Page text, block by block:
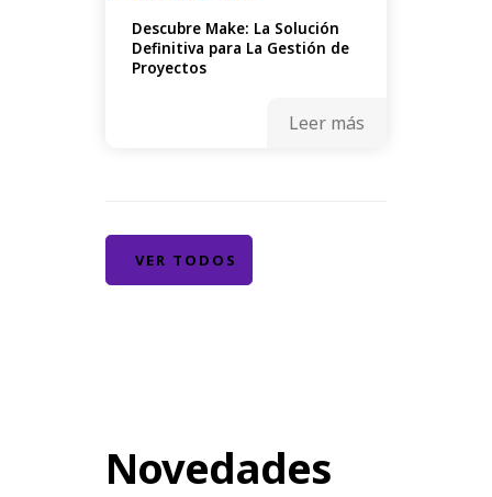
Descubre Make: La Solución
Definitiva para La Gestión de
Proyectos
Leer más
VER TODOS
Novedades